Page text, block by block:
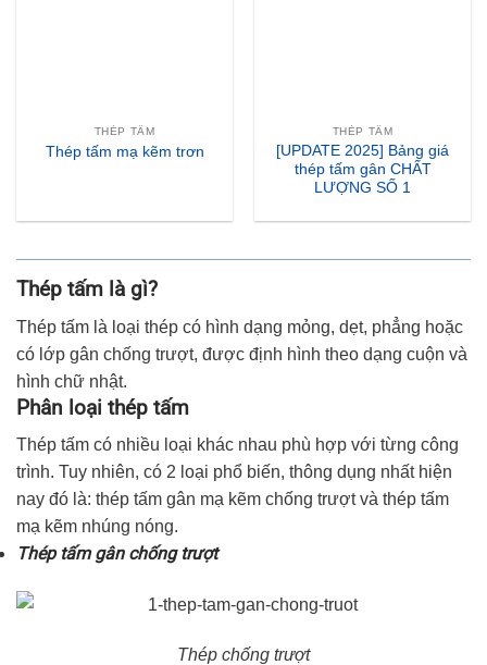
THÉP TẤM
Thép tấm mạ kẽm trơn
THÉP TẤM
[UPDATE 2025] Bảng giá
thép tấm gân CHẤT
LƯỢNG SỐ 1
Thép tấm là gì?
Thép tấm là loại thép có hình dạng mỏng, dẹt, phẳng hoặc
có lớp gân chống trượt, được định hình theo dạng cuộn và
hình chữ nhật.
Phân loại thép tấm
Thép tấm có nhiều loại khác nhau phù hợp với từng công
trình. Tuy nhiên, có 2 loại phổ biến, thông dụng nhất hiện
nay đó là: thép tấm gân mạ kẽm chống trượt và thép tấm
mạ kẽm nhúng nóng.
Thép tấm gân chống trượt
Thép chống trượt